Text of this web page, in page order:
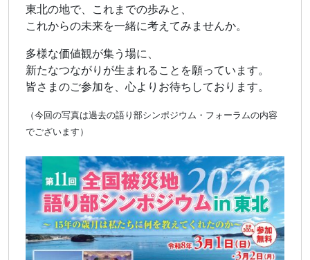
東北の地で、これまでの歩みと、
これからの未来を一緒に考えてみませんか。
多様な価値観が集う場に、
新たなつながりが生まれることを願っています。
皆さまのご参加を、心よりお待ちしております。
（今回の写真は過去の語り部シンポジウム・フォーラムの内容
でございます）